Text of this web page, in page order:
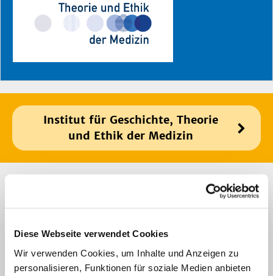
Diese Webseite verwendet Cookies
Wir verwenden Cookies, um Inhalte und Anzeigen zu
personalisieren, Funktionen für soziale Medien anbieten
Institut für Geschichte, Theorie
und Ethik der Medizin
AGs
Forschungsprojekte